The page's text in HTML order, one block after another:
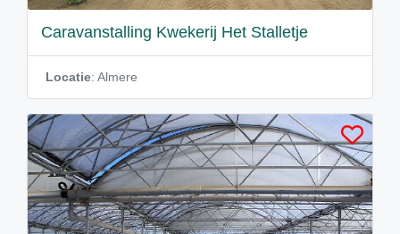
Caravanstalling Kwekerij Het Stalletje
Locatie: Almere